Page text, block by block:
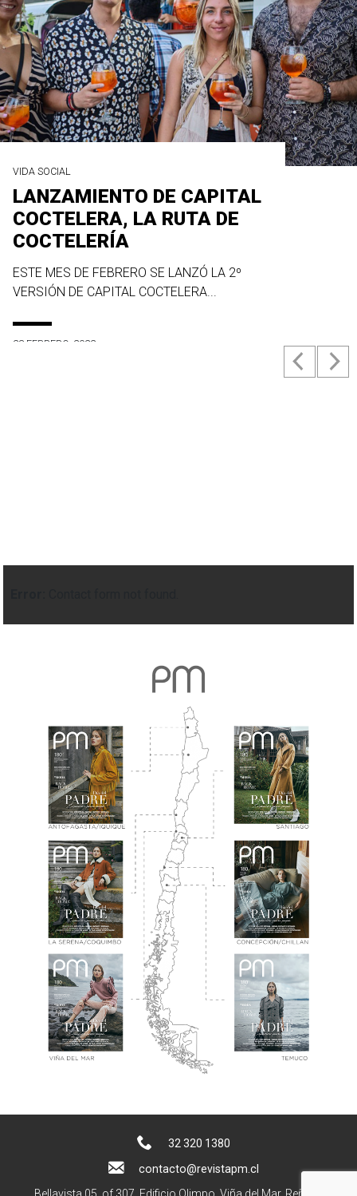
VIDA SOCIAL
LANZAMIENTO DE CAPITAL
COCTELERA, LA RUTA DE
COCTELERÍA
ESTE MES DE FEBRERO SE LANZÓ LA 2º
VERSIÓN DE CAPITAL COCTELERA...
23 FEBRERO, 2022
32 320 1380
contacto@revistapm.cl